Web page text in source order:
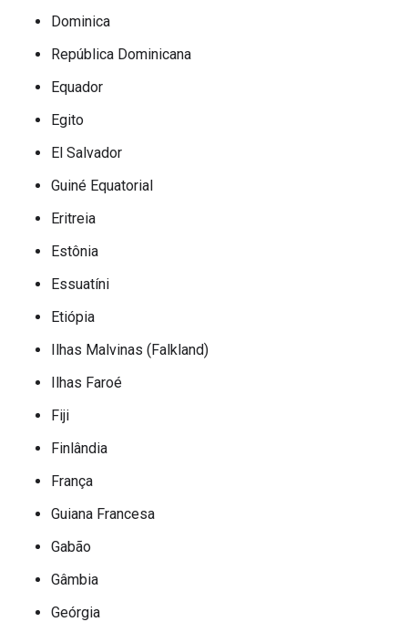
Dominica
República Dominicana
Equador
Egito
El Salvador
Guiné Equatorial
Eritreia
Estônia
Essuatíni
Etiópia
Ilhas Malvinas (Falkland)
Ilhas Faroé
Fiji
Finlândia
França
Guiana Francesa
Gabão
Gâmbia
Geórgia